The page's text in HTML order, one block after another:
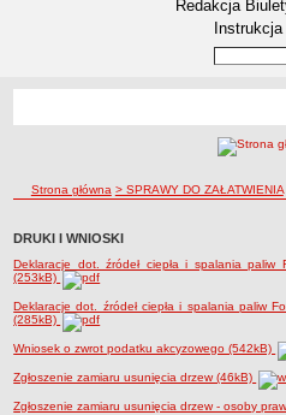
Redakcja
Instrukcja
RODO – KLAUZULE INFORMACYJNE
NASZA GMINA
Lokalizacja
Dane statystyczne
Zadania publiczne
Strategia rozwoju Gminy
Raport o stanie gminy
Związki i stowarzyszenia
ścieżka nawigacji
Strona główna > SPRAWY DO ZAŁATWIENIA
DRUKI I WNIOSKI
Deklaracje dot. źródeł ciepła i spalania
(253kB)
Deklaracje dot. źródeł ciepła i spalania paliw
(285kB)
Wniosek o zwrot podatku akcyzowego (542kB)
Zgłoszenie zamiaru usunięcia drzew (46kB)
Zgłoszenie zamiaru usunięcia drzew - osoby